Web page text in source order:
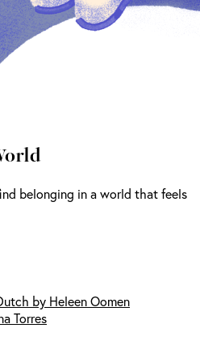
belonging in a world that feels
by Heleen Oomen
Torres